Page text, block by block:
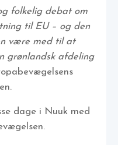
folkelig debat om
til EU – og den
være med til at
grønlandsk afdeling
dage i Nuuk med